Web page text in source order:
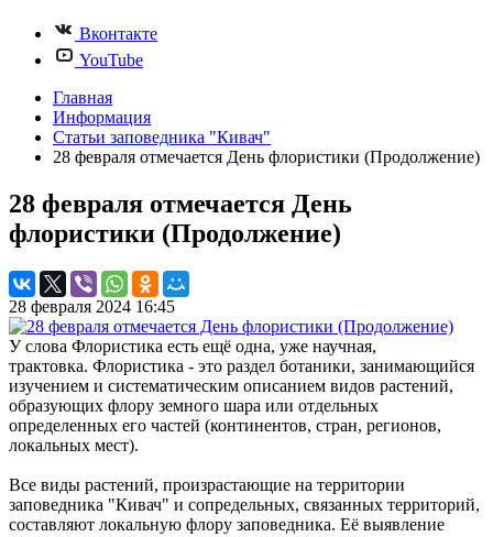
Вконтакте
YouTube
Главная
Информация
Статьи заповедника "Кивач"
28 февраля отмечается День флористики (Продолжение)
28 февраля отмечается День
флористики (Продолжение)
28 февраля 2024 16:45
У слова Флористика есть ещё одна, уже научная,
трактовка. Флористика - это раздел ботаники, занимающийся
изучением и систематическим описанием видов растений,
образующих флору земного шара или отдельных
определенных его частей (континентов, стран, регионов,
локальных мест).
Все виды растений, произрастающие на территории
заповедника "Кивач" и сопредельных, связанных территорий,
составляют локальную флору заповедника. Её выявление